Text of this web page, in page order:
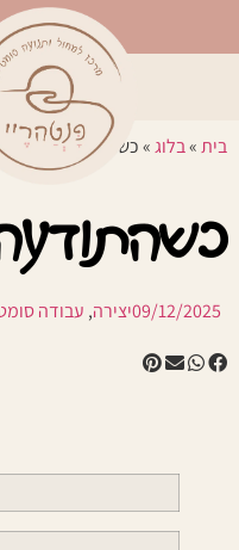
בית»בלוג»כשהתודעה נרגעת
09/12/2025יצירה, עבודה